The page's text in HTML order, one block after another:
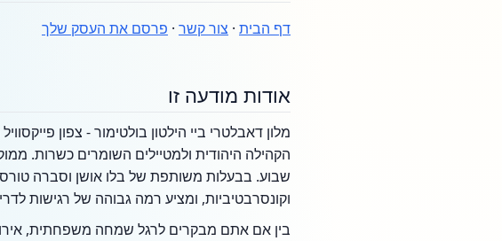
דף הבית · צור קשר · פרסם את העסק שלך
אודות מודעה זו
מלון דאבלטרי ביי הילטון בולטימור - צפון
הקהילה היהודית ולמטיילים השומרים כשרות.
שבוע. בבעלות משותפת של בלו אושן וסברה טורס
וקונסרבטיביות, ומציע רמה גבוהה של רגישות
בין אם אתם מבקרים לרגל שמחה משפחתית,